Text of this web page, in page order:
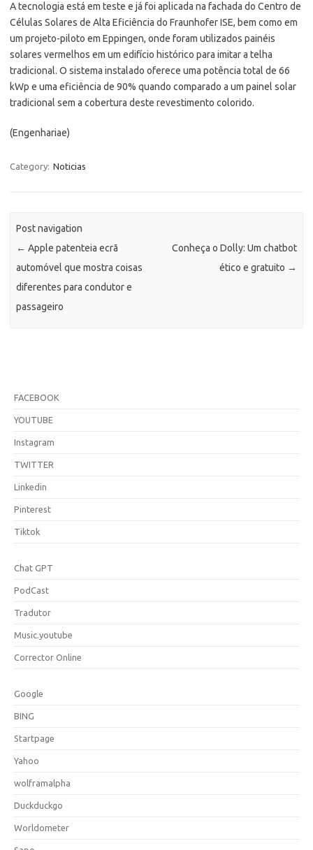
A tecnologia está em teste e já foi aplicada na fachada do Centro de
Células Solares de Alta Eficiência do Fraunhofer ISE, bem como em
um projeto-piloto em Eppingen, onde foram utilizados painéis
solares vermelhos em um edifício histórico para imitar a telha
tradicional. O sistema instalado oferece uma potência total de 66
kWp e uma eficiência de 90% quando comparado a um painel solar
tradicional sem a cobertura deste revestimento colorido.
(Engenhariae)
Category: Noticias
Post navigation
← Apple patenteia ecrã
automóvel que mostra coisas
diferentes para condutor e
passageiro
Conheça o Dolly: Um chatbot
ético e gratuito →
FACEBOOK
YOUTUBE
Instagram
TWITTER
Linkedin
Pinterest
Tiktok
Chat GPT
PodCast
Tradutor
Music.youtube
Corrector Online
Google
BING
Startpage
Yahoo
wolframalpha
Duckduckgo
Worldometer